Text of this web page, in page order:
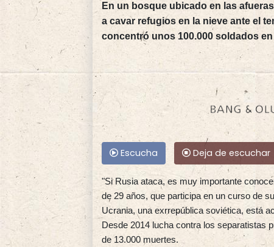
En un bosque ubicado en las
a cavar refugios en la nieve ante el
concentró unos 100.000 soldados
Escucha Deja de escuchar
"Si Rusia ataca, es muy importante
de 29 años, que participa en un curso de
Ucrania, una exrrepública soviética, está
Desde 2014 lucha contra los separatistas
de 13.000 muertes.